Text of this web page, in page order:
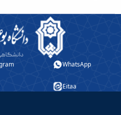
WhatsApp
Eitaa